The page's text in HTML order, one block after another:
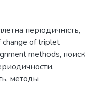
періодичність,
of triplet
methods, поиск
,
, методы